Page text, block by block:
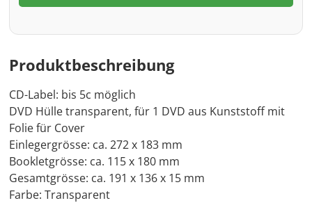
Produktbeschreibung
CD-Label: bis 5c möglich
DVD Hülle transparent, für 1 DVD aus Kunststoff mit
Folie für Cover
Einlegergrösse: ca. 272 x 183 mm
Bookletgrösse: ca. 115 x 180 mm
Gesamtgrösse: ca. 191 x 136 x 15 mm
Farbe: Transparent